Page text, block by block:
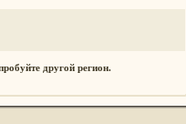
другой регион.